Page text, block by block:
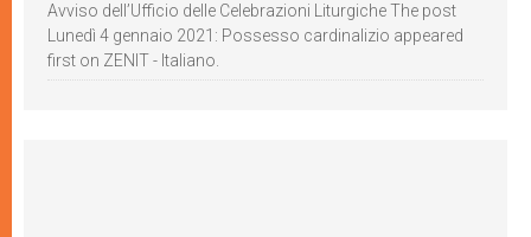
Avviso dell’Ufficio delle Celebrazioni Liturgiche The post
Lunedì 4 gennaio 2021: Possesso cardinalizio appeared
first on ZENIT - Italiano.